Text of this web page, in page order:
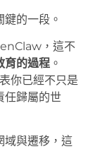
的一段。
，這不
育的過程 。
你已經不只是
任歸屬的世
域與遷移，這